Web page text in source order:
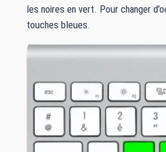
les noires en vert. Pour changer
touches bleues.